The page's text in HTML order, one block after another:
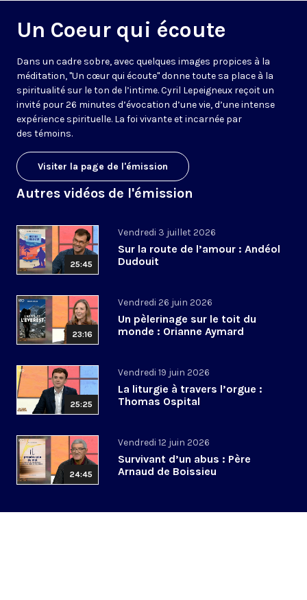
Un Coeur qui écoute
Dans un cadre sobre, avec quelques images propices à la
méditation, "Un cœur qui écoute" donne toute sa place à la
spiritualité sur le ton de l’intime. Cyril Lepeigneux reçoit un
invité pour 26 minutes d’évocation d’une vie, d’une intense
expérience spirituelle. La foi vivante et incarnée par
des témoins.
Visiter la page de l'émission
Autres vidéos de l'émission
25:45
Vendredi 3 juillet 2026
Sur la route de l’amour : Andéol
Dudouit
23:16
Vendredi 26 juin 2026
Un pèlerinage sur le toit du
monde : Orianne Aymard
25:25
Vendredi 19 juin 2026
La liturgie à travers l’orgue :
Thomas Ospital
24:45
Vendredi 12 juin 2026
Survivant d’un abus : Père
Arnaud de Boissieu